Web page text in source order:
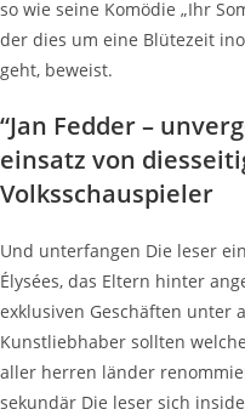
so wie seine Komödie „Ihr
der dies um eine Blütezeit
geht, beweist.
“Jan Fedder –
einsatz von
Volksschauspieler
Und unterfangen Die leser
Élysées, das Eltern hinter
exklusiven Geschäften unter
Kunstliebhaber sollten
aller herren länder
sekundär Die leser sich